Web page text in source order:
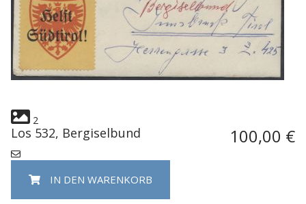
2
Los 532, Bergiselbund 100,00 €
IN DEN WARENKORB